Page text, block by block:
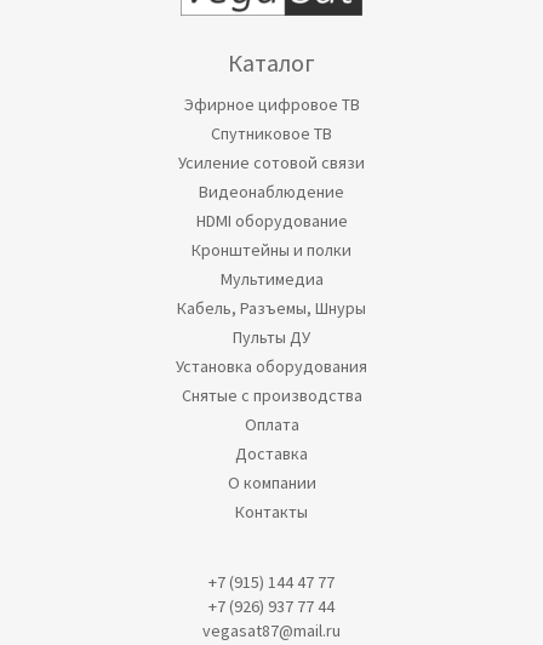
Каталог
Эфирное цифровое ТВ
Спутниковое ТВ
Усиление сотовой связи
Видеонаблюдение
HDMI оборудование
Кронштейны и полки
Мультимедиа
Кабель, Разъемы, Шнуры
Пульты ДУ
Установка оборудования
Снятые с производства
Оплата
Доставка
О компании
Контакты
+7 (915) 144 47 77
+7 (926) 937 77 44
vegasat87@mail.ru